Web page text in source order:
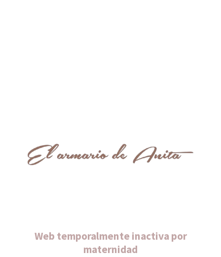
Web temporalmente inactiva por
maternidad